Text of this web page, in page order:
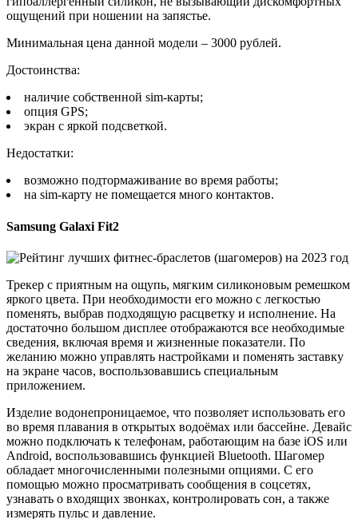
ощущений при ношении на запястье.
Минимальная цена данной модели – 3000 рублей.
Достоинства:
наличие собственной sim-карты;
опция GPS;
экран с яркой подсветкой.
Недостатки:
возможно подтормаживание во время работы;
на sim-карту не помещается много контактов.
Samsung Galaxi Fit2
Трекер с приятным на ощупь, мягким силиконовым ремешком
яркого цвета. При необходимости его можно с легкостью
поменять, выбрав подходящую расцветку и исполнение. На
достаточно большом дисплее отображаются все необходимые
сведения, включая время и жизненные показатели. По
желанию можно управлять настройками и поменять заставку
на экране часов, воспользовавшись специальным
приложением.
Изделие водонепроницаемое, что позволяет использовать его
во время плавания в открытых водоёмах или бассейне. Девайс
можно подключать к телефонам, работающим на базе iOS или
Android, воспользовавшись функцией Bluetooth. Шагомер
обладает многочисленными полезными опциями. С его
помощью можно просматривать сообщения в соцсетях,
узнавать о входящих звонках, контролировать сон, а также
измерять пульс и давление.